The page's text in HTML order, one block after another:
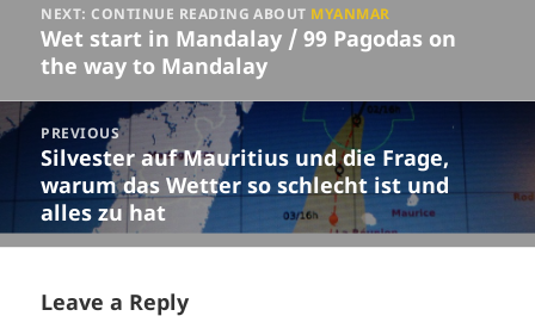
navigation
NEXT: CONTINUE READING ABOUT MYANMAR
Wet start in Mandalay / 99 Pagodas on
the way to Mandalay
PREVIOUS
Previous
post:
Silvester auf Mauritius und die Frage,
warum das Wetter so schlecht ist und
alles zu hat
Leave a Reply